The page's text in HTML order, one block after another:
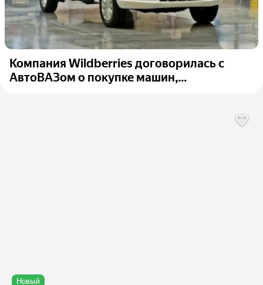
Компания Wildberries договорилась с
АвтоВАЗом о покупке машин,...
Новый